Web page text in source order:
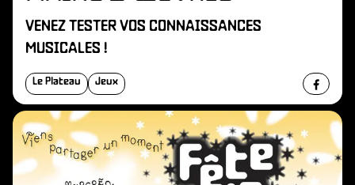
VENEZ TESTER VOS CONNAISSANCES
MUSICALES !
Le Plateau Jeux